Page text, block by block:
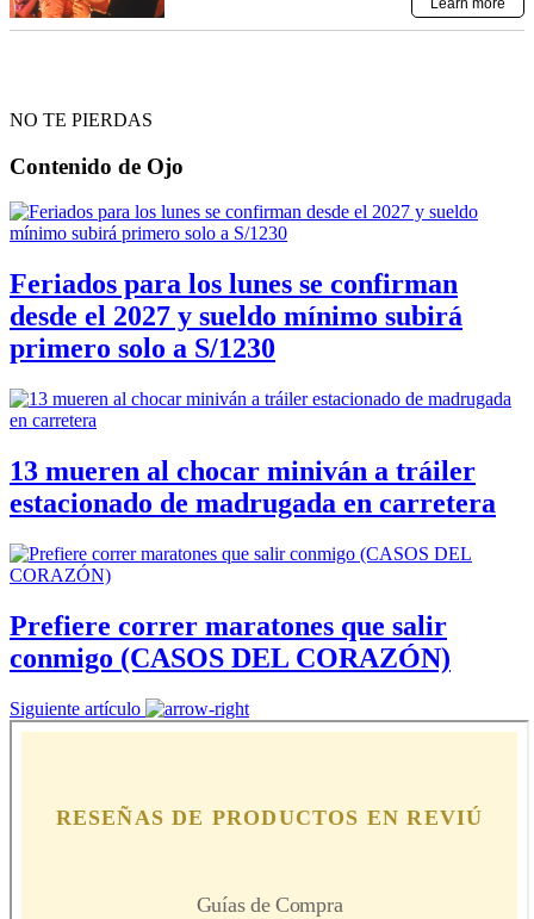
NO TE PIERDAS
Contenido de Ojo
Feriados para los lunes se confirman
desde el 2027 y sueldo mínimo subirá
primero solo a S/1230
13 mueren al chocar miniván a tráiler
estacionado de madrugada en carretera
Prefiere correr maratones que salir
conmigo (CASOS DEL CORAZÓN)
Siguiente artículo